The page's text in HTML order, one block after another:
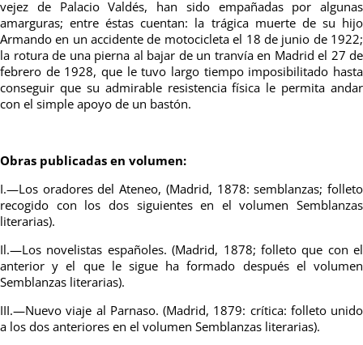
vejez de Palacio Valdés, han sido empañadas por algunas
amarguras; entre éstas cuentan: la trágica muerte de su hijo
Armando en un accidente de motocicleta el 18 de junio de 1922;
la rotura de una pierna al bajar de un tranvía en Madrid el 27 de
febrero de 1928, que le tuvo largo tiempo imposibilitado hasta
conseguir que su admirable resistencia física le permita andar
con el simple apoyo de un bastón.
Obras publicadas en volumen:
I.—Los oradores del Ateneo, (Madrid, 1878: semblanzas; folleto
recogido con los dos siguientes en el volumen Semblanzas
literarias).
Il.—Los novelistas españoles. (Madrid, 1878; folleto que con el
anterior y el que le sigue ha formado después el volumen
Semblanzas literarias).
III.—Nuevo viaje al Parnaso. (Madrid, 1879: crítica: folleto unido
a los dos anteriores en el volumen Semblanzas literarias).